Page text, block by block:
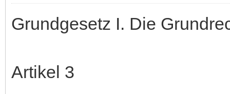
Grundgesetz I. Die
Artikel 3